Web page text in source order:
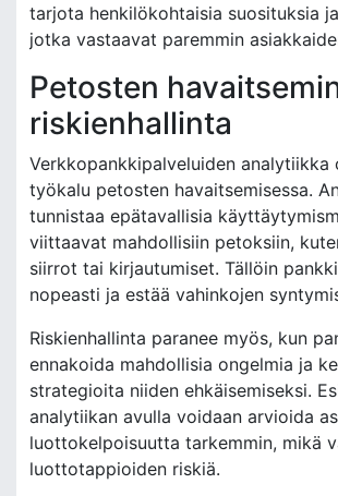
tarjota henkilökohtaisia suosituksia
jotka vastaavat paremmin
Petosten
riskienhallinta
Verkkopankkipalveluiden analytiikka
työkalu petosten havaitsemisessa.
tunnistaa epätavallisia
viittaavat mahdollisiin petoksiin,
siirrot tai kirjautumiset. Tällöin
nopeasti ja estää vahinkojen
Riskienhallinta paranee myös, kun
ennakoida mahdollisia ongelmia ja
strategioita niiden ehkäisemiseksi.
analytiikan avulla voidaan arvioida
luottokelpoisuutta tarkemmin, mikä
luottotappioiden riskiä.